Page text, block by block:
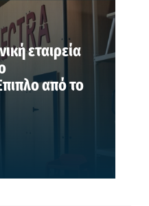
εταιρεία
από το